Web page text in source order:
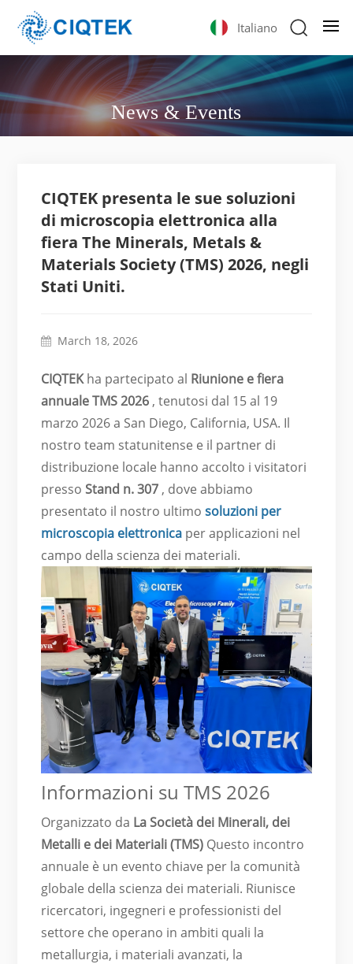
Italiano
News & Events
CIQTEK presenta le sue soluzioni
di microscopia elettronica alla
fiera The Minerals, Metals &
Materials Society (TMS) 2026, negli
Stati Uniti.
March 18, 2026
CIQTEKha partecipato al Riunione e fiera
annuale TMS 2026 , tenutosi dal 15 al 19
marzo 2026 a San Diego, California, USA. Il
nostro team statunitense e il partner di
distribuzione locale hanno accolto i visitatori
pressoStand n. 307 , dove abbiamo
presentato il nostro ultimosoluzioni per
microscopia elettronica per applicazioni nel
campo della scienza dei materiali.
Informazioni su TMS 2026
Organizzato da La Società dei Minerali, dei
Metalli e dei Materiali (TMS) Questo incontro
annuale è un evento chiave per la comunità
globale della scienza dei materiali. Riunisce
ricercatori, ingegneri e professionisti del
settore che operano in ambiti quali la
metallurgia, i materiali avanzati, la